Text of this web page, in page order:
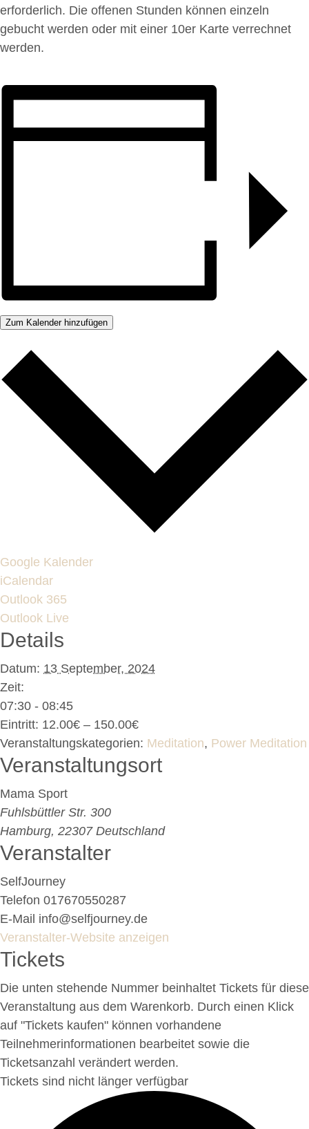
erforderlich. Die offenen Stunden können einzeln
gebucht werden oder mit einer 10er Karte verrechnet
werden.
Zum Kalender hinzufügen
Google Kalender
iCalendar
Outlook 365
Outlook Live
Details
Datum: 13 September, 2024
Zeit:
07:30 - 08:45
Eintritt: 12.00€ – 150.00€
Veranstaltungskategorien: Meditation, Power Meditation
Veranstaltungsort
Mama Sport
Fuhlsbüttler Str. 300
Hamburg, 22307 Deutschland
Veranstalter
SelfJourney
Telefon 017670550287
E-Mail info@selfjourney.de
Veranstalter-Website anzeigen
Tickets
Die unten stehende Nummer beinhaltet Tickets für diese
Veranstaltung aus dem Warenkorb. Durch einen Klick
auf "Tickets kaufen" können vorhandene
Teilnehmerinformationen bearbeitet sowie die
Ticketsanzahl verändert werden.
Tickets sind nicht länger verfügbar